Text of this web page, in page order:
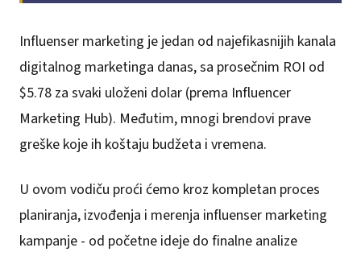
Influenser marketing je jedan od najefikasnijih kanala
digitalnog marketinga danas, sa prosečnim ROI od
$5.78 za svaki uloženi dolar (prema Influencer
Marketing Hub). Međutim, mnogi brendovi prave
greške koje ih koštaju budžeta i vremena.
U ovom vodiču proći ćemo kroz kompletan proces
planiranja, izvođenja i merenja influenser marketing
kampanje - od početne ideje do finalne analize